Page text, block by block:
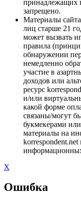
принадлежащих
запрещено.
Материалы
лиц старше 21
может вызвать
правила
обнаружении
немедленно
участие в
доходов или
ресурс
и/или
какой форме
связаны/могут
букмекерами
материалы на
X
Ошибка